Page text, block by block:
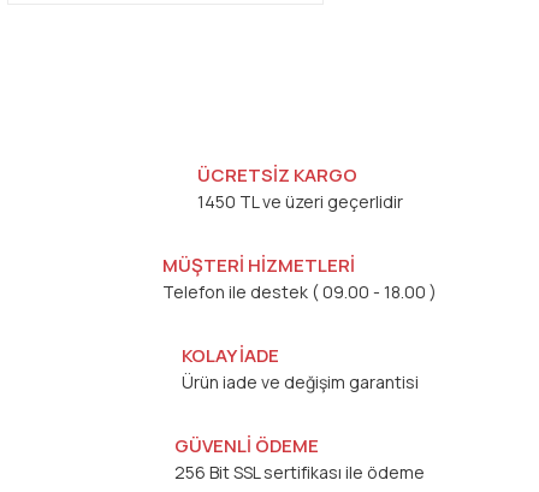
ÜCRETSİZ KARGO
1450 TL ve üzeri geçerlidir
MÜŞTERİ HİZMETLERİ
Telefon ile destek ( 09.00 - 18.00 )
KOLAY İADE
Ürün iade ve değişim garantisi
GÜVENLİ ÖDEME
256 Bit SSL sertifikası ile ödeme